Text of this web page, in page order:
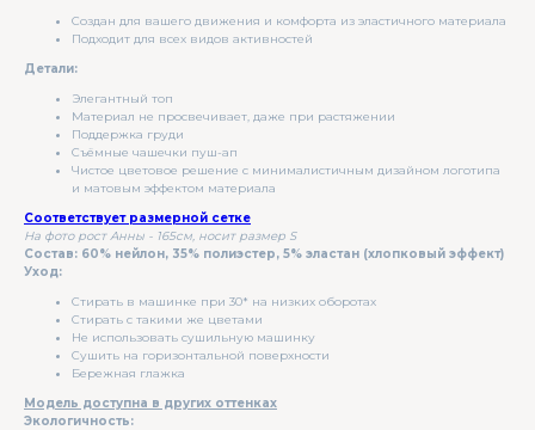
Создан для вашего движения и комфорта из эластичного материала
Подходит для всех видов активностей
Детали:
Элегантный топ
Материал не просвечивает, даже при растяжении
Поддержка груди
Съёмные чашечки пуш-ап
Чистое цветовое решение с минималистичным дизайном логотипа
и матовым эффектом материала
Соответствует размерной сетке
На фото рост Анны - 165см, носит размер S
Состав: 60% нейлон, 35% полиэстер, 5% эластан (хлопковый эффект)
Уход:
Стирать в машинке при 30* на низких оборотах
Стирать с такими же цветами
Не использовать сушильную машинку
Сушить на горизонтальной поверхности
Бережная глажка
Модель доступна в других оттенках
Экологичность: